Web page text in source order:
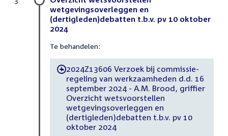
wetgevingsoverleggen en
(dertigleden)debatten t.b.v. pv 10 oktober
2024
Te behandelen:
-2024Z13606 Verzoek bij commissie-
regeling van werkzaamheden d.d. 16
september 2024 - A.M. Brood, griffier
Overzicht wetsvoorstellen
wetgevingsoverleggen en
(dertigleden)debatten t.b.v. pv 10
oktober 2024